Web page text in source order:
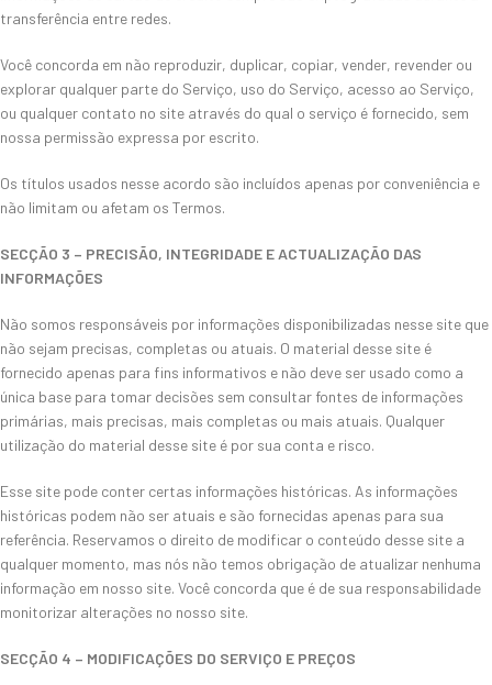
transferência entre redes.
Você concorda em não reproduzir, duplicar, copiar, vender, revender ou
explorar qualquer parte do Serviço, uso do Serviço, acesso ao Serviço,
ou qualquer contato no site através do qual o serviço é fornecido, sem
nossa permissão expressa por escrito.
Os títulos usados nesse acordo são incluídos apenas por conveniência e
não limitam ou afetam os Termos.
SECÇÃO 3 – PRECISÃO, INTEGRIDADE E ACTUALIZAÇÃO DAS
INFORMAÇÕES
Não somos responsáveis por informações disponibilizadas nesse site que
não sejam precisas, completas ou atuais. O material desse site é
fornecido apenas para fins informativos e não deve ser usado como a
única base para tomar decisões sem consultar fontes de informações
primárias, mais precisas, mais completas ou mais atuais. Qualquer
utilização do material desse site é por sua conta e risco.
Esse site pode conter certas informações históricas. As informações
históricas podem não ser atuais e são fornecidas apenas para sua
referência. Reservamos o direito de modificar o conteúdo desse site a
qualquer momento, mas nós não temos obrigação de atualizar nenhuma
informação em nosso site. Você concorda que é de sua responsabilidade
monitorizar alterações no nosso site.
SECÇÃO 4 – MODIFICAÇÕES DO SERVIÇO E PREÇOS